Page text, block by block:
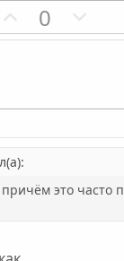
П
о
т
ы
0
е
т
ы
это часто